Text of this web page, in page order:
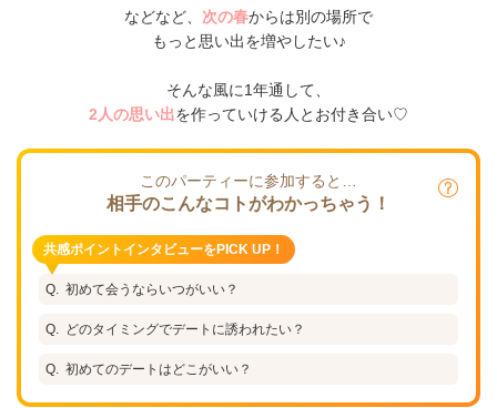
などなど、 次の春からは別の場所で
もっと思い出を増やしたい♪
そんな風に1年通して、
2人の思い出を作っていける人とお付き合い♡
このパーティーに参加すると…
相手のこんなコトがわかっちゃう！
共感ポイントインタビューをPICK UP！
初めて会うならいつがいい？
どのタイミングでデートに誘われたい？
初めてのデートはどこがいい？